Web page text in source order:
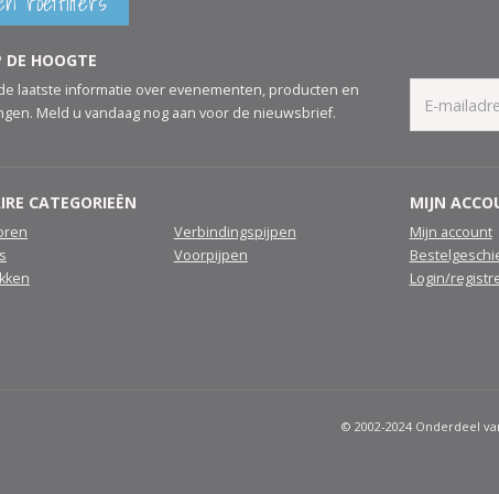
DE HOOGTE
laatste informatie over evenementen, producten en
Meld u vandaag nog aan voor de nieuwsbrief.
CATEGORIEËN
Verbindingspijpen
Voorpijpen
MIJN
Mijn account
Login/
© 2002-2024 Onderdeel